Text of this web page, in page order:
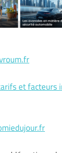
et facteurs